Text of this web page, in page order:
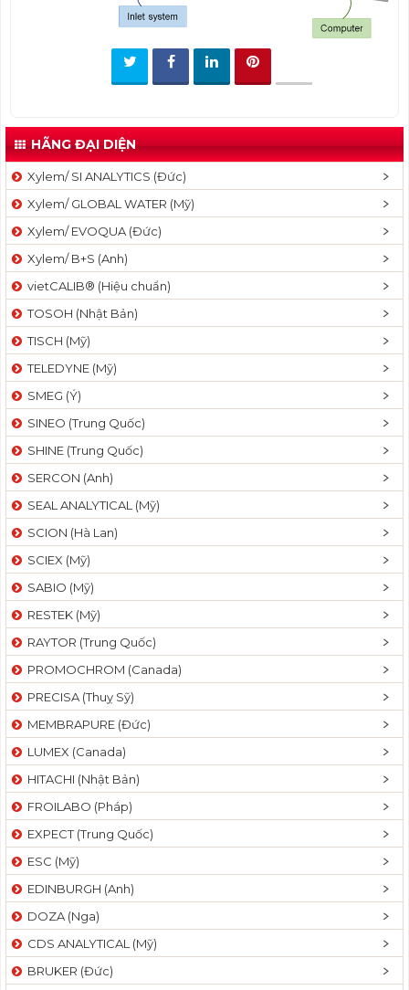
HÃNG ĐẠI DIỆN
Xylem/ SI ANALYTICS (Đức)
Xylem/ GLOBAL WATER (Mỹ)
Xylem/ EVOQUA (Đức)
Xylem/ B+S (Anh)
vietCALIB® (Hiệu chuẩn)
TOSOH (Nhật Bản)
TISCH (Mỹ)
TELEDYNE (Mỹ)
SMEG (Ý)
SINEO (Trung Quốc)
SHINE (Trung Quốc)
SERCON (Anh)
SEAL ANALYTICAL (Mỹ)
SCION (Hà Lan)
SCIEX (Mỹ)
SABIO (Mỹ)
RESTEK (Mỹ)
RAYTOR (Trung Quốc)
PROMOCHROM (Canada)
PRECISA (Thuỵ Sỹ)
MEMBRAPURE (Đức)
LUMEX (Canada)
HITACHI (Nhật Bản)
FROILABO (Pháp)
EXPECT (Trung Quốc)
ESC (Mỹ)
EDINBURGH (Anh)
DOZA (Nga)
CDS ANALYTICAL (Mỹ)
BRUKER (Đức)